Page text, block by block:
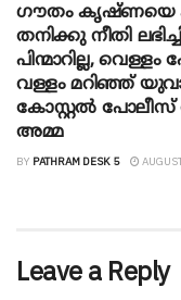
ഗൗതം കൃഷ്ണയെ
തനിക്കു നീതി
പിന്മാറില്ല,
വള്ളം മറിഞ്ഞ്
കോസ്റ്റൽ പോലീസ്
അമ്മ
BY PATHRAM DESK 5
Leave a Reply